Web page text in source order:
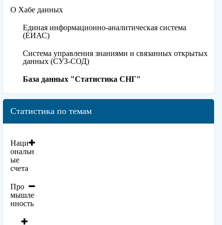
О Хабе данных
Единая информационно-аналитическая система
(ЕИАС)
Система управления знаниями и связанных открытых
данных (СУЗ-СОД)
База данных "Статистика СНГ"
Статистика по темам
Наци
ональн
ые
счета
Про
мышле
нность